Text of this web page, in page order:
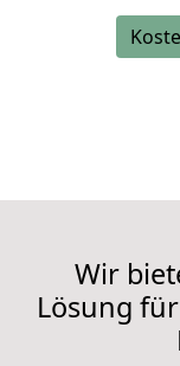
Wir
Lösung